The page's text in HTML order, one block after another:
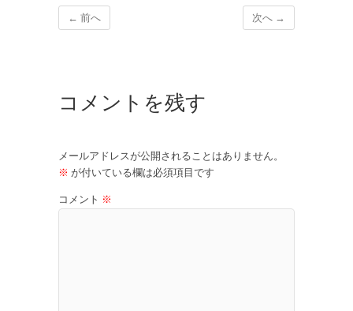
← 前へ 次へ →
コメントを残す
メールアドレスが公開されることはありません。
※ が付いている欄は必須項目です
コメント ※